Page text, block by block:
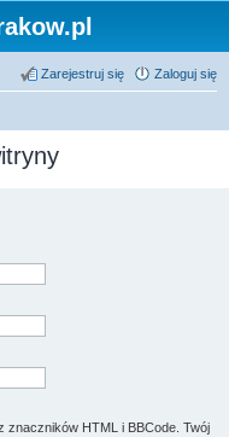
Zaloguj się
Zarejestruj się
znaczników HTML i BBCode. Twój